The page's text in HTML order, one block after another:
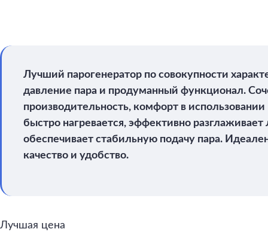
Лучший парогенератор по совокупности
давление пара и продуманный функционал.
производительность, комфорт в
быстро нагревается, эффективно
обеспечивает стабильную подачу пара.
качество и удобство.
Лучшая цена